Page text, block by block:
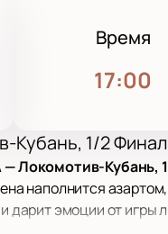
Время
17:00
1/2
Локомотив-Кубань,
наполнится
дарит эмоции от